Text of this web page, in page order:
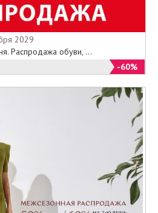
2029
Распродажа обуви, ...
-60%